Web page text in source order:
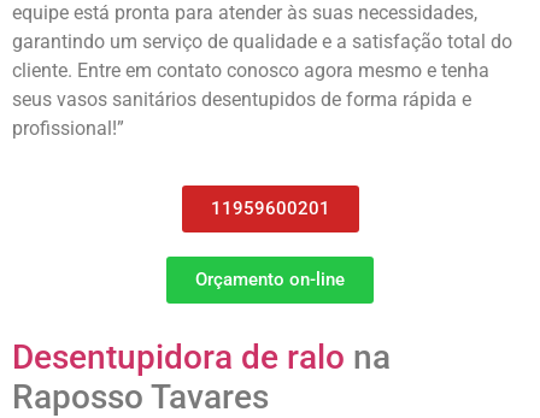
equipe está pronta para atender às suas necessidades,
garantindo um serviço de qualidade e a satisfação total do
cliente. Entre em contato conosco agora mesmo e tenha
seus vasos sanitários desentupidos de forma rápida e
profissional!”
11959600201
Orçamento on-line
Desentupidora de ralo na
Raposso Tavares